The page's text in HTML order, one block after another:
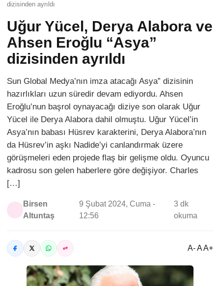
dizisinden ayrıldı
Uğur Yücel, Derya Alabora ve
Ahsen Eroğlu “Asya”
dizisinden ayrıldı
Sun Global Medya’nın imza atacağı Asya” dizisinin
hazırlıkları uzun süredir devam ediyordu. Ahsen
Eroğlu’nun başrol oynayacağı diziye son olarak Uğur
Yücel ile Derya Alabora dahil olmuştu. Uğur Yücel’in
Asya’nın babası Hüsrev karakterini, Derya Alabora’nın
da Hüsrev’in aşkı Nadide’yi canlandırmak üzere
görüşmeleri eden projede flaş bir gelişme oldu. Oyuncu
kadrosu son gelen haberlere göre değişiyor. Charles
[…]
Birsen
Altuntaş
9 Şubat 2024, Cuma -
12:56
3 dk
okuma
A- A A+